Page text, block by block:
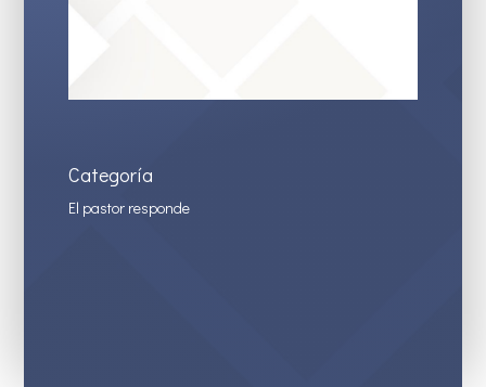
Categoría
El pastor responde